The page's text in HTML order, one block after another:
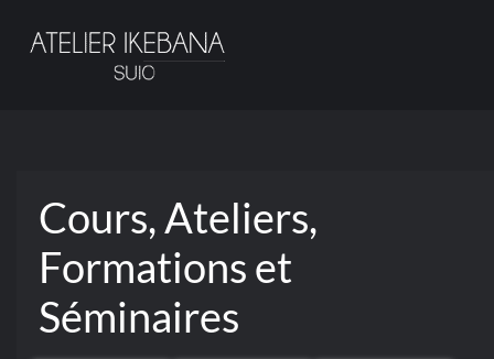
Passer
Cours, Ateliers,
Formations et
Séminaires